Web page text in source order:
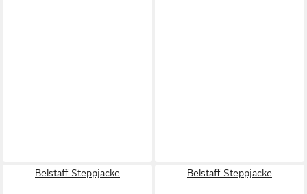
Belstaff Steppjacke Belstaff Steppjacke